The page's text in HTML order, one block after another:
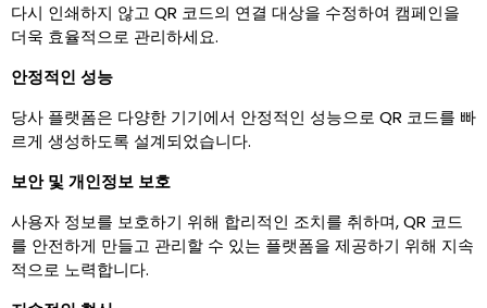
다시 인쇄하지 않고 QR 코드의 연결 대상을 수정하여 캠페인을
더욱 효율적으로 관리하세요.
안정적인 성능
당사 플랫폼은 다양한 기기에서 안정적인 성능으로 QR 코드를 빠
르게 생성하도록 설계되었습니다.
보안 및 개인정보 보호
사용자 정보를 보호하기 위해 합리적인 조치를 취하며, QR 코드
를 안전하게 만들고 관리할 수 있는 플랫폼을 제공하기 위해 지속
적으로 노력합니다.